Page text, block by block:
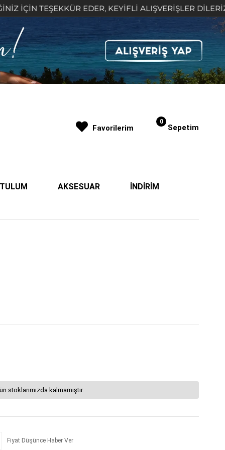
TEŞEKKÜR EDER, KEYİFLİ ALIŞVERİŞLER DİLERİZ 🤍
Sepetim
0
AKSESUAR İNDİRİM
Favorilerim
stoklarımızda kalmamıştır.
Fiyat Düşünce Haber Ver